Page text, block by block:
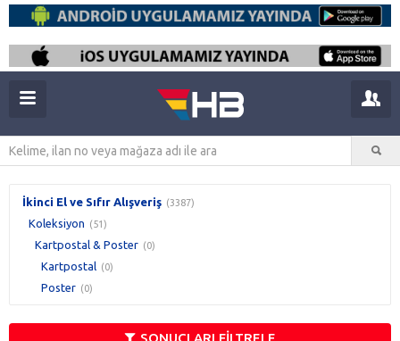
İkinci El ve Sıfır Alışveriş (3387)
Koleksiyon (51)
Kartpostal & Poster (0)
Kartpostal (0)
Poster (0)
SONUÇLARI FİLTRELE